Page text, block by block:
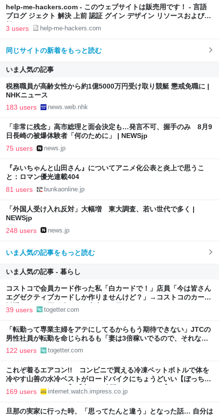
help-me-hackers.com - このウェブサイトは販売用です！ - 言語
プログ ジェクト 解決 上前 認証 グイン デザイン リソースおよび情
報
3 users help-me-hackers.com
同じサイトの新着をもっと読む
いま人気の記事
税務職員が高齢女性から約1億5000万円受け取り競艇 懲戒免職に |
NHKニュース
183 users news.web.nhk
「非常に残念」高市総理と面会決定も…発言不可、握手のみ 8月9
日長崎の被爆体験者「何のために」 | NEWSjp
75 users news.jp
『みいちゃんと山田さん』についてアニメ化公表と炎上で思うこ
と：ロマン優光連載404
81 users bunkaonline.jp
「外国人受け入れ反対」大幅増 東大調査、若い世代で多く |
NEWSjp
248 users news.jp
いま人気の記事をもっと読む
いま人気の記事 - 暮らし
コストコで会員カード作った私「白カードで！」店員「今は皆さん
エグゼクティブカードしか作りませんけど？」→コストコのカード
勧誘はやたら圧が強いが、本当にお得なの？
39 users togetter.com
「転勤って専業主婦をアテにしてるからもう期待できない」JTCの
男性社員が転勤を命じられるも「妻は3倍稼いでるので、それなら
辞める」と言ったら、転勤がなくなった
122 users togetter.com
これぞ着るエアコン!! コンビニで買える冷凍ペットボトルで体を
冷やす山善の水冷ベストがロードバイクにちょうどいい【ぼっち・
ざ・ろーど！その14】【空いた時間でなにしてる？】
169 users internet.watch.impress.co.jp
旦那の実家に行った時、「思ってたんと違う」となった話… 自分は